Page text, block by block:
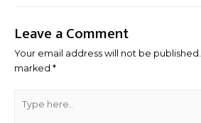
Leave a Comment
Your email address will not be published.
marked *
here..